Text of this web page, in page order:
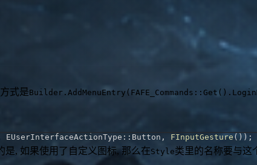
式是
EUserInterfaceActionType :: Button , FInputGesture ( ) ) ;
是, 如果使用了自定义图标, 那么在Style类里的名称要与这